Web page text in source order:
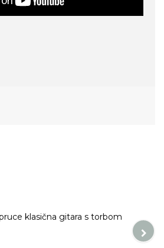
klasična gitara s torbom